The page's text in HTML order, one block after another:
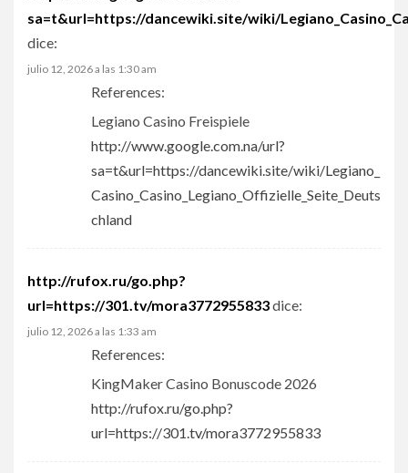
sa=t&url=https://dancewiki.site/wiki/
dice:
julio 12, 2026 a las 1:30 am
References:
Legiano Casino Freispiele
http://www.google.com.na/url?
sa=t&url=https://dancewiki.site/wiki/Legiano_
Casino_Casino_Legiano_Offizielle_Seite_Deuts
chland
http://rufox.ru/go.php?
url=https://301.tv/mora3772955833dice:
julio 12, 2026 a las 1:33 am
References:
KingMaker Casino Bonuscode 2026
http://rufox.ru/go.php?
url=https://301.tv/mora3772955833